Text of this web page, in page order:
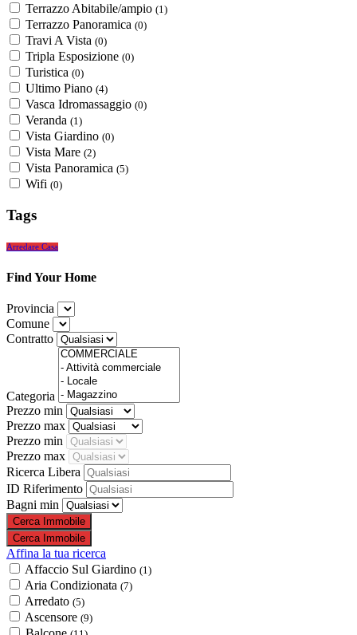
Terrazzo Abitabile/ampio (1)
Terrazzo Panoramica (0)
Travi A Vista (0)
Tripla Esposizione (0)
Turistica (0)
Ultimo Piano (4)
Vasca Idromassaggio (0)
Veranda (1)
Vista Giardino (0)
Vista Mare (2)
Vista Panoramica (5)
Wifi (0)
Tags
Arredare Casa
Find Your Home
Provincia
Comune
Contratto
Categoria
Prezzo min
Prezzo max
Prezzo min
Prezzo max
Ricerca Libera
ID Riferimento
Bagni min
Affina la tua ricerca
Affaccio Sul Giardino (1)
Aria Condizionata (7)
Arredato (5)
Ascensore (9)